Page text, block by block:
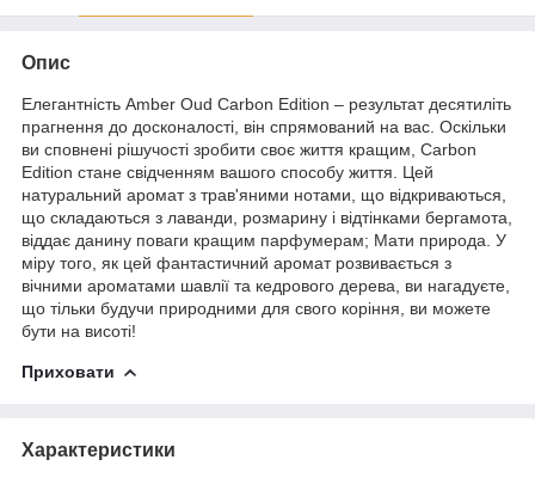
Опис
Елегантність Amber Oud Carbon Edition – результат десятиліть
прагнення до досконалості, він спрямований на вас. Оскільки
ви сповнені рішучості зробити своє життя кращим, Carbon
Edition стане свідченням вашого способу життя. Цей
натуральний аромат з трав'яними нотами, що відкриваються,
що складаються з лаванди, розмарину і відтінками бергамота,
віддає данину поваги кращим парфумерам; Мати природа. У
міру того, як цей фантастичний аромат розвивається з
вічними ароматами шавлії та кедрового дерева, ви нагадуєте,
що тільки будучи природними для свого коріння, ви можете
бути на висоті!
Приховати
Характеристики